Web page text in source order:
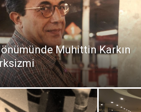
Muhittin Karkın